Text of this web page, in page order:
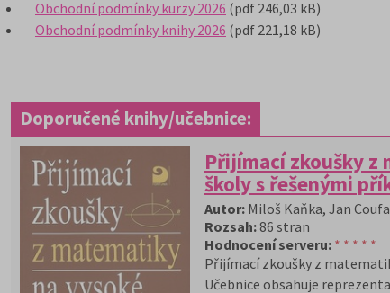
Obchodní podmínky kurzy 2026 (pdf 246,03 kB)
Obchodní podmínky knihy 2026 (pdf 221,18 kB)
Doporučené knihy/učebnice:
Přijímací zkoušky z
školy s řešenými
Autor: Miloš Kaňka, Jan
Rozsah:86 stran
Hodnocení serveru: * * * * *
Přijímací zkoušky z
Učebnice obsahuje